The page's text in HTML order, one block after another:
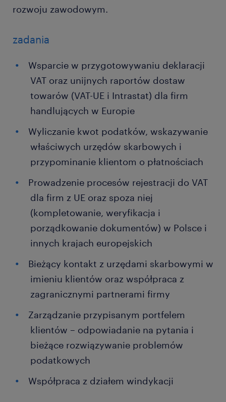
rozwoju zawodowym.
zadania
Wsparcie w przygotowywaniu deklaracji
VAT oraz unijnych raportów dostaw
towarów (VAT-UE i Intrastat) dla firm
handlujących w Europie
Wyliczanie kwot podatków, wskazywanie
właściwych urzędów skarbowych i
przypominanie klientom o płatnościach
Prowadzenie procesów rejestracji do VAT
dla firm z UE oraz spoza niej
(kompletowanie, weryfikacja i
porządkowanie dokumentów) w Polsce i
innych krajach europejskich
Bieżący kontakt z urzędami skarbowymi w
imieniu klientów oraz współpraca z
zagranicznymi partnerami firmy
Zarządzanie przypisanym portfelem
klientów – odpowiadanie na pytania i
bieżące rozwiązywanie problemów
podatkowych
Współpraca z działem windykacji